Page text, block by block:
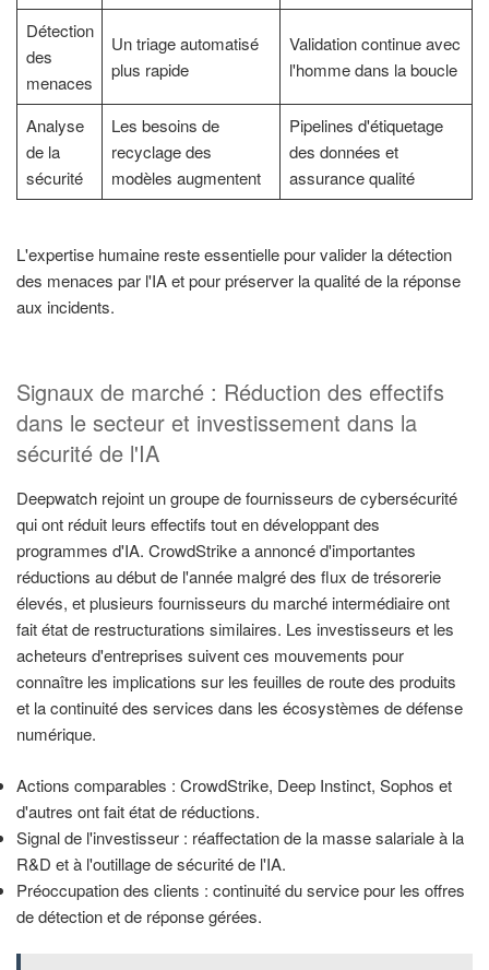
Détection
des
menaces
Un triage automatisé
plus rapide
Validation continue avec
l'homme dans la boucle
Analyse
de la
sécurité
Les besoins de
recyclage des
modèles augmentent
Pipelines d'étiquetage
des données et
assurance qualité
L'expertise humaine reste essentielle pour valider la détection
des menaces par l'IA et pour préserver la qualité de la réponse
aux incidents.
Signaux de marché : Réduction des effectifs
dans le secteur et investissement dans la
sécurité de l'IA
Deepwatch rejoint un groupe de fournisseurs de cybersécurité
qui ont réduit leurs effectifs tout en développant des
programmes d'IA. CrowdStrike a annoncé d'importantes
réductions au début de l'année malgré des flux de trésorerie
élevés, et plusieurs fournisseurs du marché intermédiaire ont
fait état de restructurations similaires. Les investisseurs et les
acheteurs d'entreprises suivent ces mouvements pour
connaître les implications sur les feuilles de route des produits
et la continuité des services dans les écosystèmes de défense
numérique.
Actions comparables : CrowdStrike, Deep Instinct, Sophos et
d'autres ont fait état de réductions.
Signal de l'investisseur : réaffectation de la masse salariale à la
R&D et à l'outillage de sécurité de l'IA.
Préoccupation des clients : continuité du service pour les offres
de détection et de réponse gérées.